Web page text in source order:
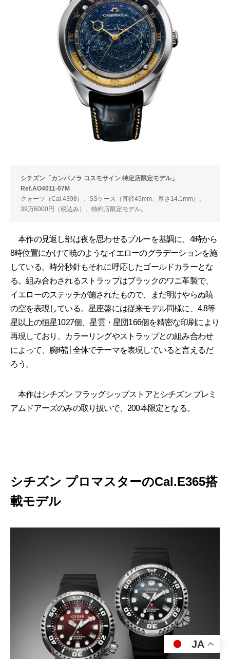
シチズン「カンパノラ コスモサイン 特定店限定モデル」
Ref.AO4011-07M
クォーツ（Cal.4398）。SSケース（直径45mm、厚さ14.1mm）。
39万6000円（税込み）。特約店限定モデル。
本作の見返し部は夜を思わせるブルーを基調に、4時から
8時位置にかけて暁のようなイエローのグラデーションを施
している。時分秒針もそれに呼応したゴールドカラーとな
る。組み合わされるストラップはブラックのワニ革製で、
イエローのステッチが施されたもので、まだ明けやらぬ暁
の空を表現している。星座盤には従来モデル同様に、4.8等
星以上の恒星1027個、星雲・星団166個を精密な印刷により
再現しており、カラーリングやストラップとの組み合わせ
によって、腕時計全体でテーマを表現していると言えるだ
ろう。
本作はシチズン フラッグシップストアとシチズン プレミ
アムドアーズのみの取り扱いで、200本限定となる。
シチズン プロマスターのCal.E365搭
載モデル
JA